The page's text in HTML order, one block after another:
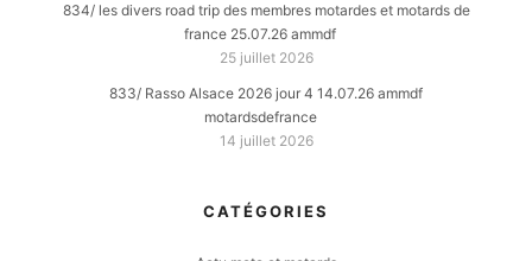
834/ les divers road trip des membres motardes et motards de
france 25.07.26 ammdf
25 juillet 2026
833/ Rasso Alsace 2026 jour 4 14.07.26 ammdf
motardsdefrance
14 juillet 2026
CATÉGORIES